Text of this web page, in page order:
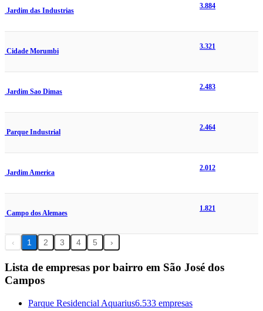
Jardim das Industrias
3.884
Cidade Morumbi
3.321
Jardim Sao Dimas
2.483
Parque Industrial
2.464
Jardim America
2.012
Campo dos Alemaes
1.821
‹ 1 2 3 4 5 ›
Lista de empresas por bairro em São José dos
Campos
Parque Residencial Aquarius6.533 empresas